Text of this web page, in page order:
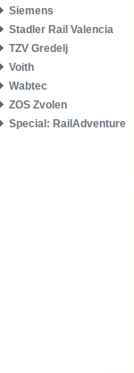
Siemens
Stadler Rail Valencia
TZV Gredelj
Voith
Wabtec
ZOS Zvolen
Special: RailAdventure